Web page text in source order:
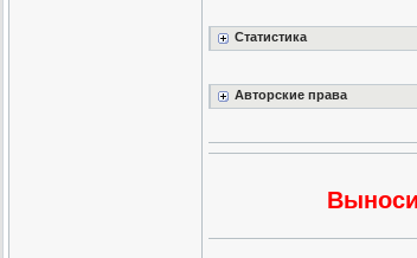
Статистика
Авторские права